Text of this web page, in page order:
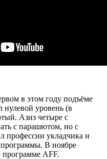
в этом году подъёме
уровень (в
Азиз четыре с
с парашютом, но с
профессии укладчика и
В ноябре
программе AFF.